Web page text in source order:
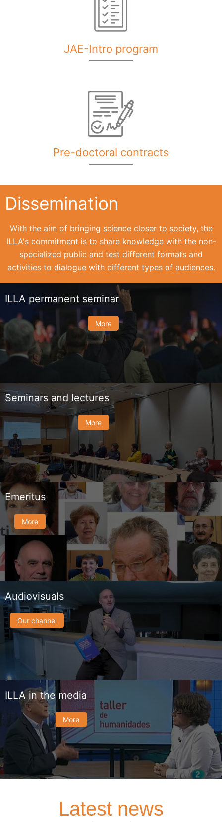
JAE-Intro program
Pre-doctoral contracts
Dissemination
With the aim of bringing science closer to society, the
ILLA's commitment is to share knowledge with the non-
specialized public and test different formats and
activities to dialogue with different types of audiences.
ILLA permanent seminar
More
Seminars and lectures
More
Emeritus
More
Audiovisuals
Our channel
ILLA in the media
More
Latest news